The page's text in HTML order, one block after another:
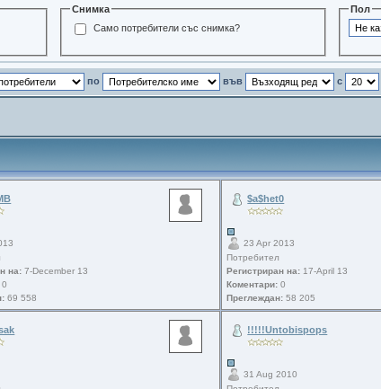
Снимка
Само потребители със снимка?
Пол
по във с
на: 7-December 13
0
69 558
$a$het0
23 Apr 2013
Потребител
Регистриран на: 17-April 13
Коментари: 0
Преглеждан: 58 205
!!!!!Untobispops
31 Aug 2010